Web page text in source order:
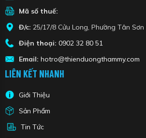
Mã số thuế:
Đ/c: 25/17/8 Cửu Long, Phường Tân Sơn
Điện thoại: 0902 32 80 51
Email: hotro@thienduongthammy.com
LIÊN KẾT NHANH
Giới Thiệu
Sản Phẩm
Tin Tức